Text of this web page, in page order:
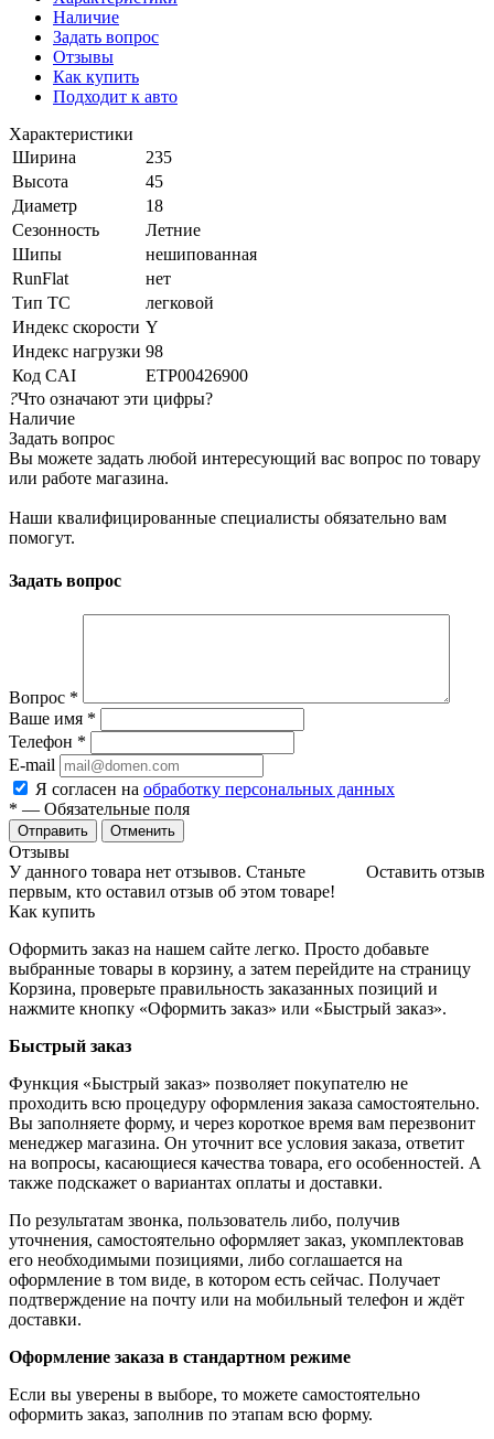
Наличие
Задать вопрос
Отзывы
Как купить
Подходит к авто
Характеристики
Ширина
235
Высота
45
Диаметр
18
Сезонность
Летние
Шипы
нешипованная
RunFlat
нет
Тип ТС
легковой
Индекс скорости Y
Индекс нагрузки 98
Код CAI
ETP00426900
?Что означают эти цифры?
Наличие
Задать вопрос
Вы можете задать любой интересующий вас вопрос по товару
или работе магазина.
Наши квалифицированные специалисты обязательно вам
помогут.
Задать вопрос
Вопрос *
Ваше имя *
Телефон *
E-mail
Я согласен на обработку персональных данных
* — Обязательные поля
Отменить
Отзывы
Оставить отзыв
У данного товара нет отзывов. Станьте
первым, кто оставил отзыв об этом товаре!
Как купить
Оформить заказ на нашем сайте легко. Просто добавьте
выбранные товары в корзину, а затем перейдите на страницу
Корзина, проверьте правильность заказанных позиций и
нажмите кнопку «Оформить заказ» или «Быстрый заказ».
Быстрый заказ
Функция «Быстрый заказ» позволяет покупателю не
проходить всю процедуру оформления заказа самостоятельно.
Вы заполняете форму, и через короткое время вам перезвонит
менеджер магазина. Он уточнит все условия заказа, ответит
на вопросы, касающиеся качества товара, его особенностей. А
также подскажет о вариантах оплаты и доставки.
По результатам звонка, пользователь либо, получив
уточнения, самостоятельно оформляет заказ, укомплектовав
его необходимыми позициями, либо соглашается на
оформление в том виде, в котором есть сейчас. Получает
подтверждение на почту или на мобильный телефон и ждёт
доставки.
Оформление заказа в стандартном режиме
Если вы уверены в выборе, то можете самостоятельно
оформить заказ, заполнив по этапам всю форму.